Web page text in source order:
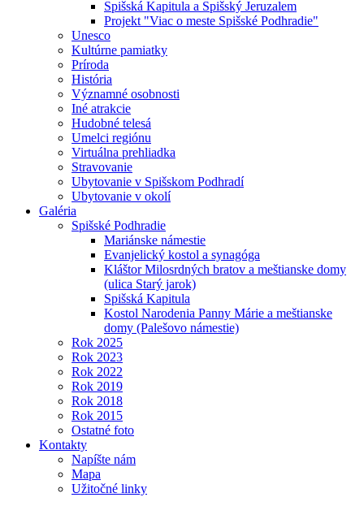
Spišská Kapitula a Spišský Jeruzalem
Projekt "Viac o meste Spišské Podhradie"
Unesco
Kultúrne pamiatky
Príroda
História
Významné osobnosti
Iné atrakcie
Hudobné telesá
Umelci regiónu
Virtuálna prehliadka
Stravovanie
Ubytovanie v Spišskom Podhradí
Ubytovanie v okolí
Galéria
Spišské Podhradie
Mariánske námestie
Evanjelický kostol a synagóga
Kláštor Milosrdných bratov a meštianske domy
(ulica Starý jarok)
Spišská Kapitula
Kostol Narodenia Panny Márie a meštianske
domy (Palešovo námestie)
Rok 2025
Rok 2023
Rok 2022
Rok 2019
Rok 2018
Rok 2015
Ostatné foto
Kontakty
Napíšte nám
Mapa
Užitočné linky